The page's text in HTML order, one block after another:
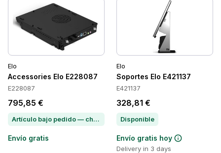
Elo
Accessories Elo E228087
E228087
795,85 €
Artículo bajo pedido — chatea para conocer el plazo de entrega
Envío gratis
Elo
Soportes Elo E421137
E421137
328,81 €
Disponible
Envío gratis hoy
Delivery in 3 days